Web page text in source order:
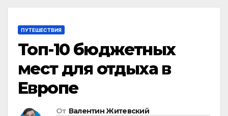
ПУТЕШЕСТВИЯ
Топ-10 бюджетных
мест для отдыха в
Европе
От Валентин Житевский